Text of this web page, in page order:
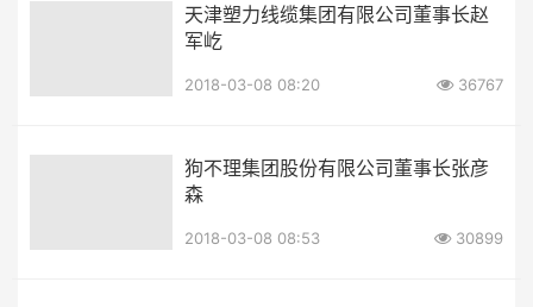
天津塑力线缆集团有限公司董事长赵
军屹
2018-03-08 08:20 36767
狗不理集团股份有限公司董事长张彦
森
2018-03-08 08:53 30899